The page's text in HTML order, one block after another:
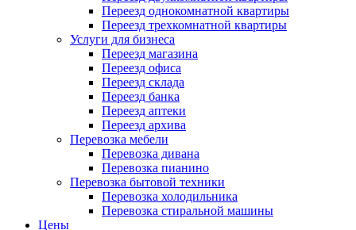
Переезд однокомнатной квартиры
Переезд трехкомнатной квартиры
Услуги для бизнеса
Переезд магазина
Переезд офиса
Переезд склада
Переезд банка
Переезд аптеки
Переезд архива
Перевозка мебели
Перевозка дивана
Перевозка пианино
Перевозка бытовой техники
Перевозка холодильника
Перевозка стиральной машины
Цены